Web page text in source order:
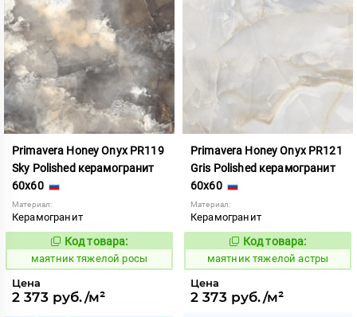
Primavera Honey Onyx PR119
Sky Polished керамогранит
60x60
Материал:
Керамогранит
935332
Код товара:
маятник тяжелой росы
Цена
2 373 руб./м²
Primavera Honey Onyx PR121
Gris Polished керамогранит
60x60
Материал:
Керамогранит
935331
Код товара:
маятник тяжелой астры
Цена
2 373 руб./м²